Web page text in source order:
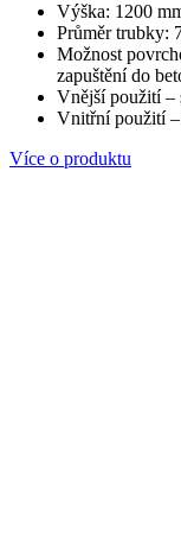
Výška: 1200
Průměr trubky:
Možnost
zapuštění do
Vnější použití –
Vnitřní použití –
Více o produktu